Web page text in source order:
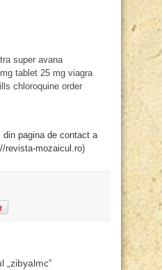
super avana
tablet 25 mg viagra
chloroquine order
pagina de contact a
revista-mozaicul.ro)
„zibyalmc”